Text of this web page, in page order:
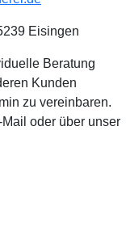
Eisingen
Beratung
Kunden
zu vereinbaren.
oder über unser